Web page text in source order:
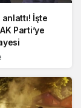
anlattı! İşte
Parti’ye